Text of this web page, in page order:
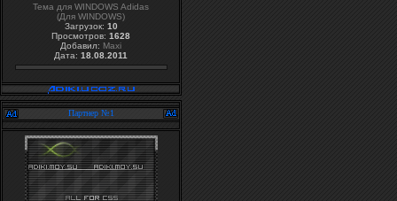
Тема для WINDOWS Adidas
(Для WINDOWS)
Загрузок: 10
Просмотров: 1628
Добавил: Maxi
Дата: 18.08.2011
Партнер №1